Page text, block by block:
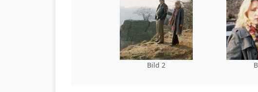
Bild 2